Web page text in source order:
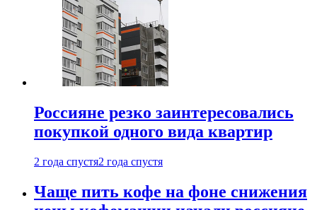
Россияне резко заинтересовались
покупкой одного вида квартир
2 года спустя2 года спустя
Чаще пить кофе на фоне снижения